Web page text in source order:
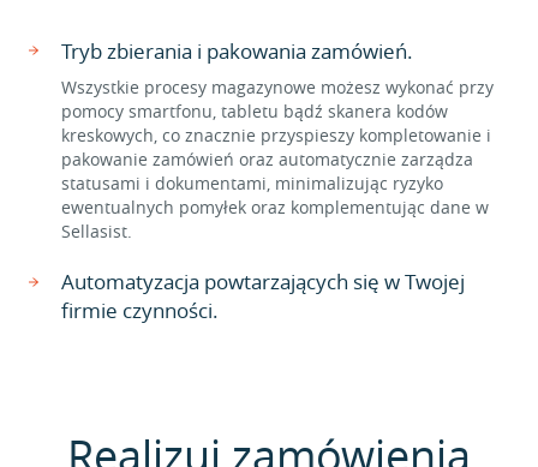
Tryb zbierania i pakowania zamówień.
Wszystkie procesy magazynowe możesz wykonać przy
pomocy smartfonu, tabletu bądź skanera kodów
kreskowych, co znacznie przyspieszy kompletowanie i
pakowanie zamówień oraz automatycznie zarządza
statusami i dokumentami, minimalizując ryzyko
ewentualnych pomyłek oraz komplementując dane w
Sellasist.
Automatyzacja powtarzających się w Twojej
firmie czynności.
Realizuj zamówienia